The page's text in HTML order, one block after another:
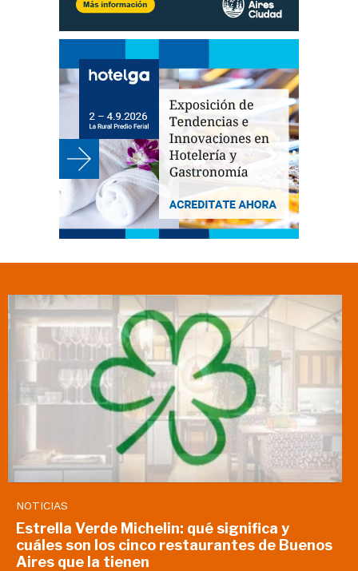
NOTICIAS
Estrella Verde Michelin: qué significa y
cuáles son los cinco restaurantes de Buenos
Aires que la tienen